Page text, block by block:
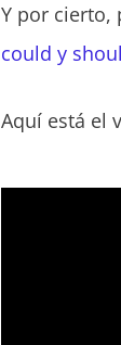
Y por cierto,
could y
Aquí está el